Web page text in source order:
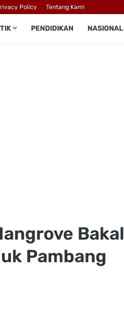
Policy Tentang Kami
PENDIDIKAN NASIONAL
Bakal
Pambang